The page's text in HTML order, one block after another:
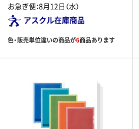
お急ぎ便：8月12日（水）
アスクル在庫商品
色・販売単位違いの商品が6商品あります